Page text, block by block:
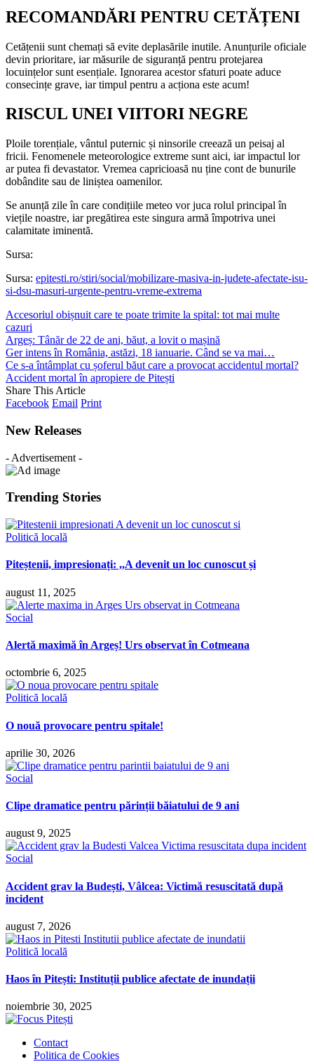
RECOMANDĂRI PENTRU CETĂȚENI
Cetățenii sunt chemați să evite deplasările inutile. Anunțurile oficiale
devin prioritare, iar măsurile de siguranță pentru protejarea
locuințelor sunt esențiale. Ignorarea acestor sfaturi poate aduce
consecințe grave, iar timpul pentru a acționa este acum!
RISCUL UNEI VIITORI NEGRE
Ploile torențiale, vântul puternic și ninsorile creează un peisaj al
fricii. Fenomenele meteorologice extreme sunt aici, iar impactul lor
ar putea fi devastator. Vremea capricioasă nu ține cont de bunurile
dobândite sau de liniștea oamenilor.
Se anunță zile în care condițiile meteo vor juca rolul principal în
viețile noastre, iar pregătirea este singura armă împotriva unei
calamitate iminentă.
Sursa:
Sursa: epitesti.ro/stiri/social/mobilizare-masiva-in-judete-afectate-isu-
si-dsu-masuri-urgente-pentru-vreme-extrema
Accesoriul obișnuit care te poate trimite la spital: tot mai multe
cazuri
Argeș: Tânăr de 22 de ani, băut, a lovit o mașină
Ger intens în România, astăzi, 18 ianuarie. Când se va mai…
Ce s-a întâmplat cu șoferul băut care a provocat accidentul mortal?
Accident mortal în apropiere de Pitești
Share This Article
Facebook Email Print
New Releases
- Advertisement -
Trending Stories
Politică locală
Piteștenii, impresionați: ,,A devenit un loc cunoscut și
august 11, 2025
Social
Alertă maximă în Argeș! Urs observat în Cotmeana
octombrie 6, 2025
Politică locală
O nouă provocare pentru spitale!
aprilie 30, 2026
Social
Clipe dramatice pentru părinții băiatului de 9 ani
august 9, 2025
Social
Accident grav la Budești, Vâlcea: Victimă resuscitată după
incident
august 7, 2026
Politică locală
Haos în Pitești: Instituții publice afectate de inundații
noiembrie 30, 2025
Contact
Politica de Cookies